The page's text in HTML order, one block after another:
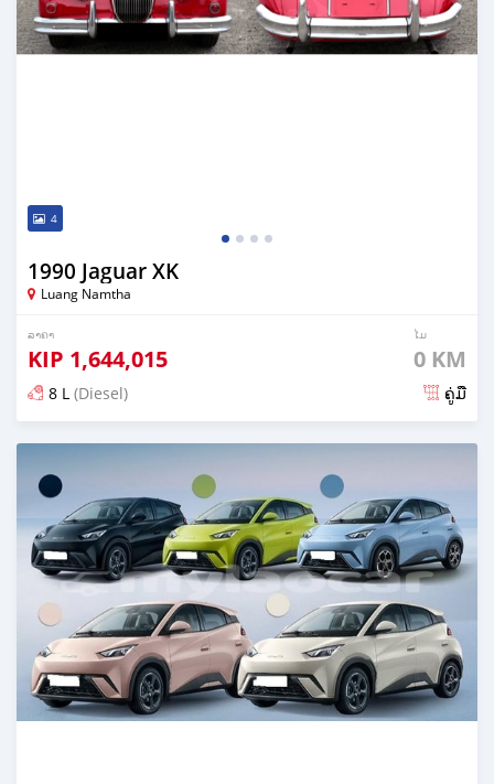
4
1990 Jaguar XK
Luang Namtha
ລາຄາ
KIP 1,644,015
ໄມ
0 KM
8 L (Diesel) ຄູ່ມື
ໂພດ 3 ມື້ ກ່ອນ ໜ້າ ນີ້